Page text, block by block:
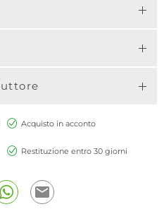
Acquisto in acconto
Restituzione entro 30 giorni